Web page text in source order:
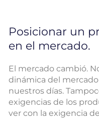
Posicionar un
en el mercado.
El mercado cambió.
dinámica del mercado
nuestros días.
exigencias de los
ver con la exigencia